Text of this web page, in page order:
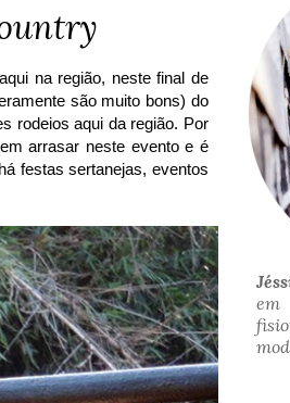
na região, neste final de
são muito bons) do
rodeios aqui da região. Por
arrasar neste evento e é
festas sertanejas, eventos